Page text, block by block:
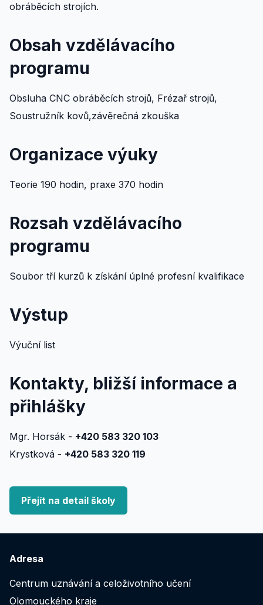
obráběcích strojích.
Obsah vzdělávacího
programu
Obsluha CNC obráběcích strojů, Frézař strojů,
Soustružník kovů,závěrečná zkouška
Organizace výuky
Teorie 190 hodin, praxe 370 hodin
Rozsah vzdělávacího
programu
Soubor tří kurzů k získání úplné profesní kvalifikace
Výstup
Výuční list
Kontakty, bližší informace a
přihlášky
Mgr. Horsák - +420 583 320 103
Krystková - +420 583 320 119
Přejít na detail školy
Adresa
Centrum uznávání a celoživotního učení
Olomouckého kraje